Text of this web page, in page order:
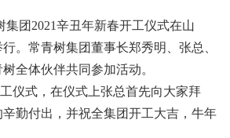
团2021辛丑年新春开工仪式在山
。常青树集团董事长郑秀明、张总、
全体伙伴共同参加活动。
式，在仪式上张总首先向大家拜
勤付出，并祝全集团开工大吉，牛年